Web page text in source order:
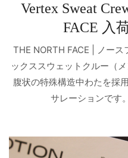
Vertex Sweat
FACE 入
THE NORTH FACE | ノー
ックススウェットクルー（
腹状の特殊構造中わたを採
サレーションです